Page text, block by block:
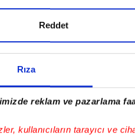
Rıza
reklam ve pazarlama
kullanıcıların tarayıcı ve
Reddet